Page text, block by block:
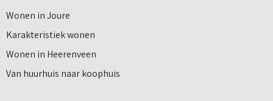
t
a
p
p
V
a
n
n
Wonen in Joure
Karakteristiek wonen
Wonen in Heerenveen
Van huurhuis naar koophuis